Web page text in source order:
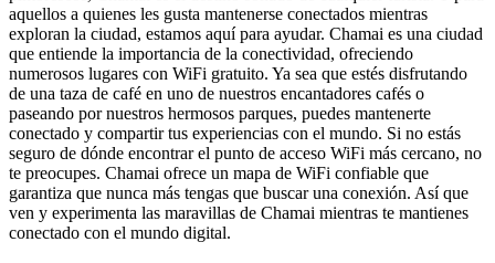
aquellos a quienes les gusta mantenerse conectados mientras
exploran la ciudad, estamos aquí para ayudar. Chamai es una ciudad
que entiende la importancia de la conectividad, ofreciendo
numerosos lugares con WiFi gratuito. Ya sea que estés disfrutando
de una taza de café en uno de nuestros encantadores cafés o
paseando por nuestros hermosos parques, puedes mantenerte
conectado y compartir tus experiencias con el mundo. Si no estás
seguro de dónde encontrar el punto de acceso WiFi más cercano, no
te preocupes. Chamai ofrece un mapa de WiFi confiable que
garantiza que nunca más tengas que buscar una conexión. Así que
ven y experimenta las maravillas de Chamai mientras te mantienes
conectado con el mundo digital.